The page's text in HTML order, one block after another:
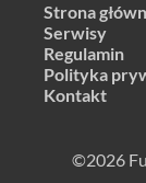
Strona
Serwisy
Regulamin
Polityka
Kontakt
©2026